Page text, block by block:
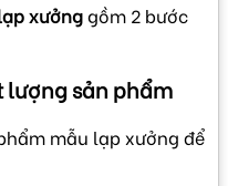
xưởnggồm 2 bước
lượng sản phẩm
mẫu lạp xưởng để